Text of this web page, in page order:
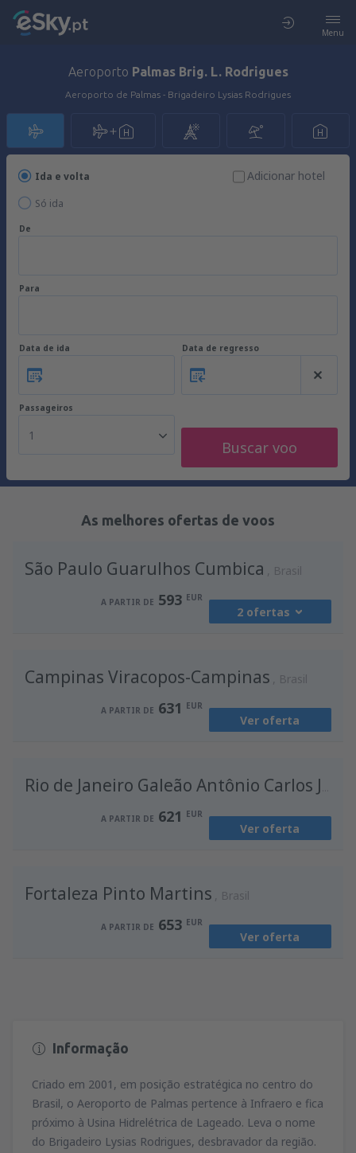
Menu
Aeroporto Palmas Brig. L. Rodrigues
Aeroporto de Palmas - Brigadeiro Lysias Rodrigues
Ida e volta
Só ida
Adicionar hotel
De
Para
Data de ida Data de regresso
Passageiros
1
Buscar voo
As melhores ofertas de voos
São Paulo Guarulhos Cumbica Brasil
A PARTIR DE 593 EUR
2 ofertas
A PARTIR DE 593EUR
Porto, Francisco Sá Carneiro (OPO)
Campinas Viracopos-Campinas Brasil
A PARTIR DE 631 EUR
Ver oferta
A PARTIR DE 621 EUR
Ver oferta
Fortaleza Pinto Martins Brasil
A PARTIR DE 653 EUR
Ver oferta
Informação
Criado em 2001, em posição estratégica no centro do
Brasil, o Aeroporto de Palmas pertence à Infraero e fica
próximo à Usina Hidrelétrica de Lageado. Leva o nome
do Brigadeiro Lysias Rodrigues, desbravador da região.